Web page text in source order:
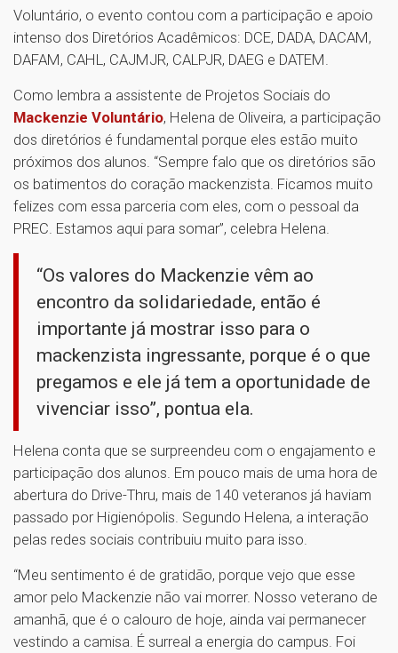
Voluntário, o evento contou com a participação e apoio
intenso dos Diretórios Acadêmicos: DCE, DADA, DACAM,
DAFAM, CAHL, CAJMJR, CALPJR, DAEG e DATEM.
Como lembra a assistente de Projetos Sociais do
Mackenzie Voluntário, Helena de Oliveira, a participação
dos diretórios é fundamental porque eles estão muito
próximos dos alunos. “Sempre falo que os diretórios são
os batimentos do coração mackenzista. Ficamos muito
felizes com essa parceria com eles, com o pessoal da
PREC. Estamos aqui para somar”, celebra Helena.
“Os valores do Mackenzie vêm ao
encontro da solidariedade, então é
importante já mostrar isso para o
mackenzista ingressante, porque é o que
pregamos e ele já tem a oportunidade de
vivenciar isso”, pontua ela.
Helena conta que se surpreendeu com o engajamento e
participação dos alunos. Em pouco mais de uma hora de
abertura do Drive-Thru, mais de 140 veteranos já haviam
passado por Higienópolis. Segundo Helena, a interação
pelas redes sociais contribuiu muito para isso.
“Meu sentimento é de gratidão, porque vejo que esse
amor pelo Mackenzie não vai morrer. Nosso veterano de
amanhã, que é o calouro de hoje, ainda vai permanecer
vestindo a camisa. É surreal a energia do campus. Foi